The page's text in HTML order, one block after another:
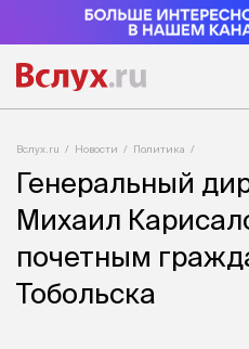
Вслух.ru Новости Политика
Генеральный
Михаил
почетным
Тобольска